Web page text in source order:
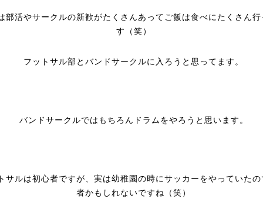
部活やサークルの新歓がたくさんあってご飯は食べにたくさん
す（笑）
フットサル部とバンドサークルに入ろうと思ってます。
バンドサークルではもちろんドラムをやろうと思います。
サルは初心者ですが、実は幼稚園の時にサッカーをやっていた
者かもしれないですね（笑）